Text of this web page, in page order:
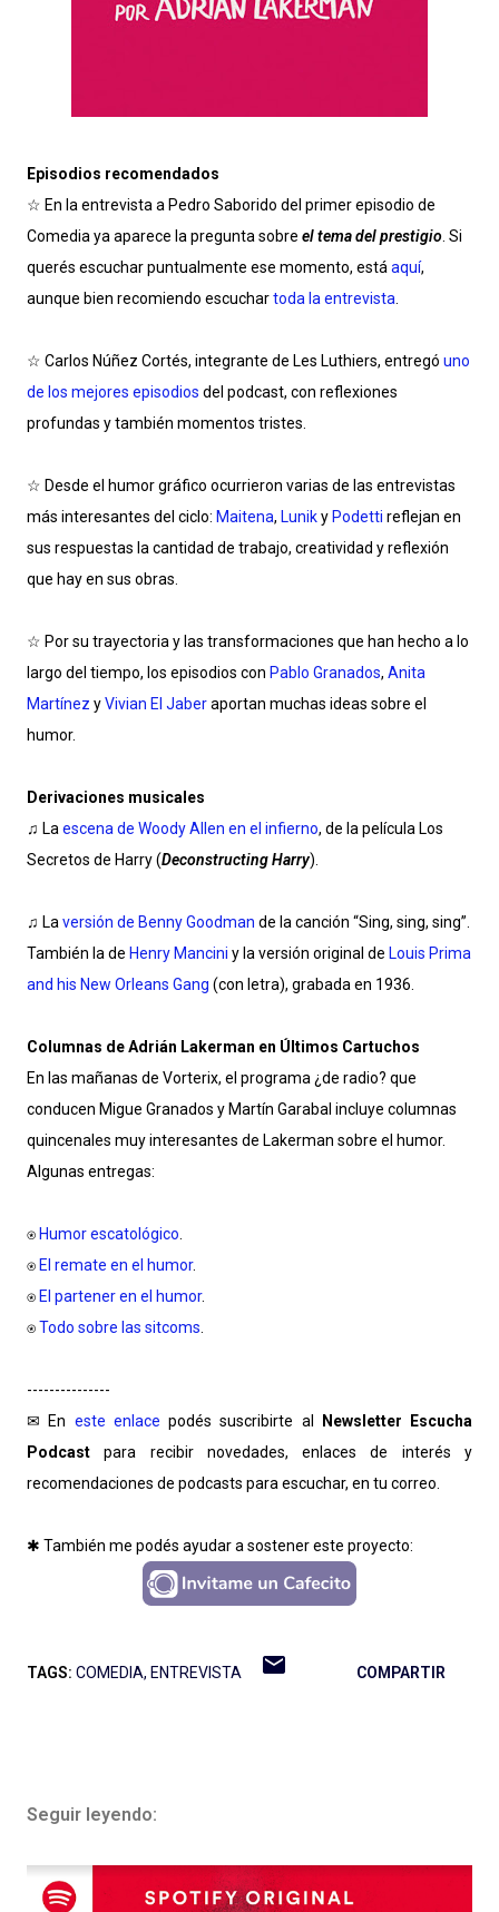
Episodios recomendados
☆ En la entrevista a Pedro Saborido del primer episodio de
Comedia ya aparece la pregunta sobre el tema del prestigio . Si
querés escuchar puntualmente ese momento, está aquí,
aunque bien recomiendo escuchartoda la entrevista
☆ Carlos Núñez Cortés, integrante de Les Luthiers, entregó uno
de los mejores episodios del podcast, con reflexiones
profundas y también momentos tristes.
☆ Desde el humor gráfico ocurrieron varias de las entrevistas
más interesantes del ciclo: Maitena, Luniky Podetti reflejan en
sus respuestas la cantidad de trabajo, creatividad y reflexión
que hay en sus obras.
☆ Por su trayectoria y las transformaciones que han hecho a lo
largo del tiempo, los episodios con Pablo Granados, Anita
Martínez yVivian El Jaberaportan muchas ideas sobre el
humor.
Derivaciones musicales
♫ La escena de Woody Allen en el infierno, de la película Los
Secretos de Harry (Deconstructing Harry).
♫ La versión de Benny Goodman de la canción “Sing, sing, sing”.
También la de Henry Mancini y la versión original de Louis Prima
and his New Orleans Gang (con letra), grabada en 1936.
Columnas de Adrián Lakerman en Últimos Cartuchos
En las mañanas de Vorterix, el programa ¿de radio? que
conducen Migue Granados y Martín Garabal incluye columnas
quincenales muy interesantes de Lakerman sobre el humor.
Algunas entregas:
⍟ Humor escatológico
⍟ El remate en el humor.
⍟ El partener en el humor.
⍟Todo sobre las sitcoms
---------------
✉ En este enlace podés suscribirte al
Newsletter Escucha
Podcast para recibir novedades, enlaces de interés y
recomendaciones de podcasts para escuchar, en tu correo.
✱ También me podés ayudar a sostener este proyecto:
TAGS: COMEDIA ENTREVISTA COMPARTIR
Seguir leyendo: